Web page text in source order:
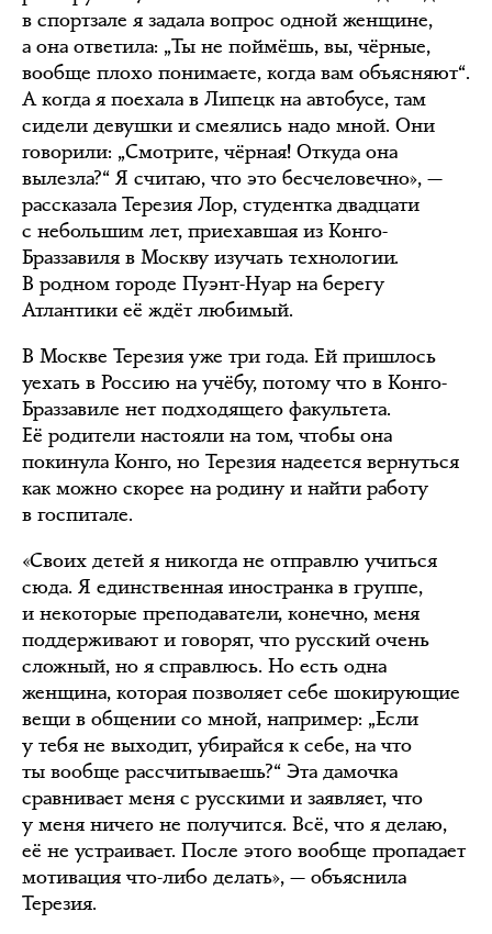
в спортзале я задала вопрос одной женщине,
а она ответила: „Ты не поймёшь, вы, чёрные,
вообще плохо понимаете, когда вам объясняют“.
А когда я поехала в Липецк на автобусе, там
сидели девушки и смеялись надо мной. Они
говорили: „Смотрите, чёрная! Откуда она
вылезла?“ Я считаю, что это бесчеловечно», —
рассказала Терезия Лор, студентка двадцати
с небольшим лет, приехавшая из Конго-
Браззавиля в Москву изучать технологии.
В родном городе Пуэнт-Нуар на берегу
Атлантики её ждёт любимый.
В Москве Терезия уже три года. Ей пришлось
уехать в Россию на учёбу, потому что в Конго-
Браззавиле нет подходящего факультета.
Её родители настояли на том, чтобы она
покинула Конго, но Терезия надеется вернуться
как можно скорее на родину и найти работу
в госпитале.
«Своих детей я никогда не отправлю учиться
сюда. Я единственная иностранка в группе,
и некоторые преподаватели, конечно, меня
поддерживают и говорят, что русский очень
сложный, но я справлюсь. Но есть одна
женщина, которая позволяет себе шокирующие
вещи в общении со мной, например: „Если
у тебя не выходит, убирайся к себе, на что
ты вообще рассчитываешь?“ Эта дамочка
сравнивает меня с русскими и заявляет, что
у меня ничего не получится. Всё, что я делаю,
её не устраивает. После этого вообще пропадает
мотивация что-либо делать», — объяснила
Терезия.